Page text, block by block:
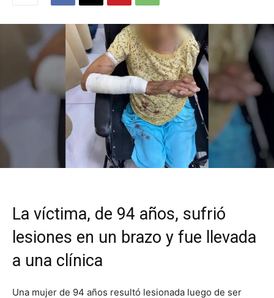
La víctima, de 94 años, sufrió
lesiones en un brazo y fue llevada
a una clínica
Una mujer de 94 años resultó lesionada luego de ser